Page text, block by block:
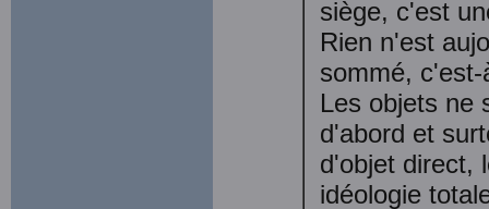
siège, c'est
Rien n'est
sommé,
Les objets ne
d'abord et
d'objet direct,
idéologie